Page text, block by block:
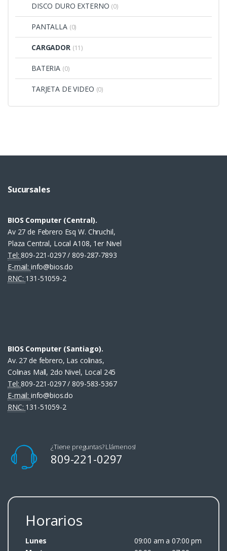
DISCO DURO EXTERNO (0)
PANTALLA (0)
CARGADOR (11)
BATERIA (0)
TARJETA DE VIDEO (0)
Sucursales
BIOS Computer (Central).
Av 27 de Febrero Esq W. Chruchil,
Plaza Central, Local A108, 1er Nivel
Tel:809-221-0297 / 809-287-7893
E-mail: info@bios.do
RNC: 131-51059-2
BIOS Computer (Santiago).
Av. 27 de febrero, Las colinas,
Colinas Mall, 2do Nivel, Local 245
Tel:809-221-0297 / 809-583-5367
E-mail: info@bios.do
RNC: 131-51059-2
¿Tiene preguntas? Llámenos!
809-221-0297
Horarios
Lunes
09:00 am a 07:00 pm